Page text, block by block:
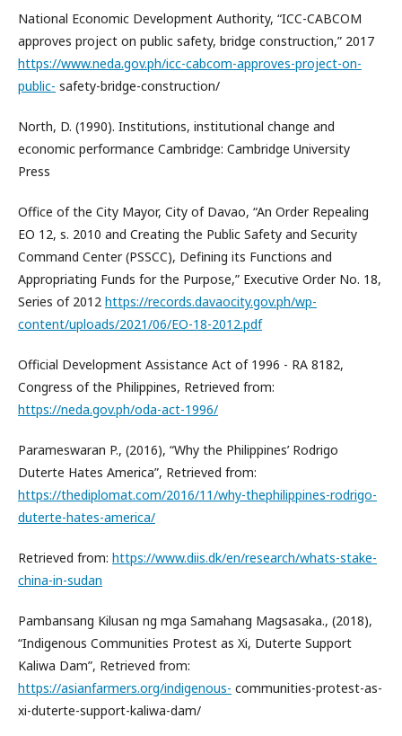
National Economic Development Authority, “ICC-CABCOM
approves project on public safety, bridge construction,” 2017
https://www.neda.gov.ph/icc-cabcom-approves-project-on-
public- safety-bridge-construction/
North, D. (1990). Institutions, institutional change and
economic performance Cambridge: Cambridge University
Press
Office of the City Mayor, City of Davao, “An Order Repealing
EO 12, s. 2010 and Creating the Public Safety and Security
Command Center (PSSCC), Defining its Functions and
Appropriating Funds for the Purpose,” Executive Order No. 18,
Series of 2012 https://records.davaocity.gov.ph/wp-
content/uploads/2021/06/EO-18-2012.pdf
Official Development Assistance Act of 1996 - RA 8182,
Congress of the Philippines, Retrieved from:
https://neda.gov.ph/oda-act-1996/
Parameswaran P., (2016), “Why the Philippines’ Rodrigo
Duterte Hates America”, Retrieved from:
https://thediplomat.com/2016/11/why-thephilippines-rodrigo-
duterte-hates-america/
Retrieved from: https://www.diis.dk/en/research/whats-stake-
china-in-sudan
Pambansang Kilusan ng mga Samahang Magsasaka., (2018),
“Indigenous Communities Protest as Xi, Duterte Support
Kaliwa Dam”, Retrieved from:
https://asianfarmers.org/indigenous- communities-protest-as-
xi-duterte-support-kaliwa-dam/